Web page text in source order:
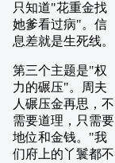
只知道"花重金找
她爹看过病"。信
息差就是生死线。
第三个主题是"权
力的碾压"。周夫
人碾压金再思，不
需要道理，只需要
地位和金钱。"我
们府上的丫鬟都不